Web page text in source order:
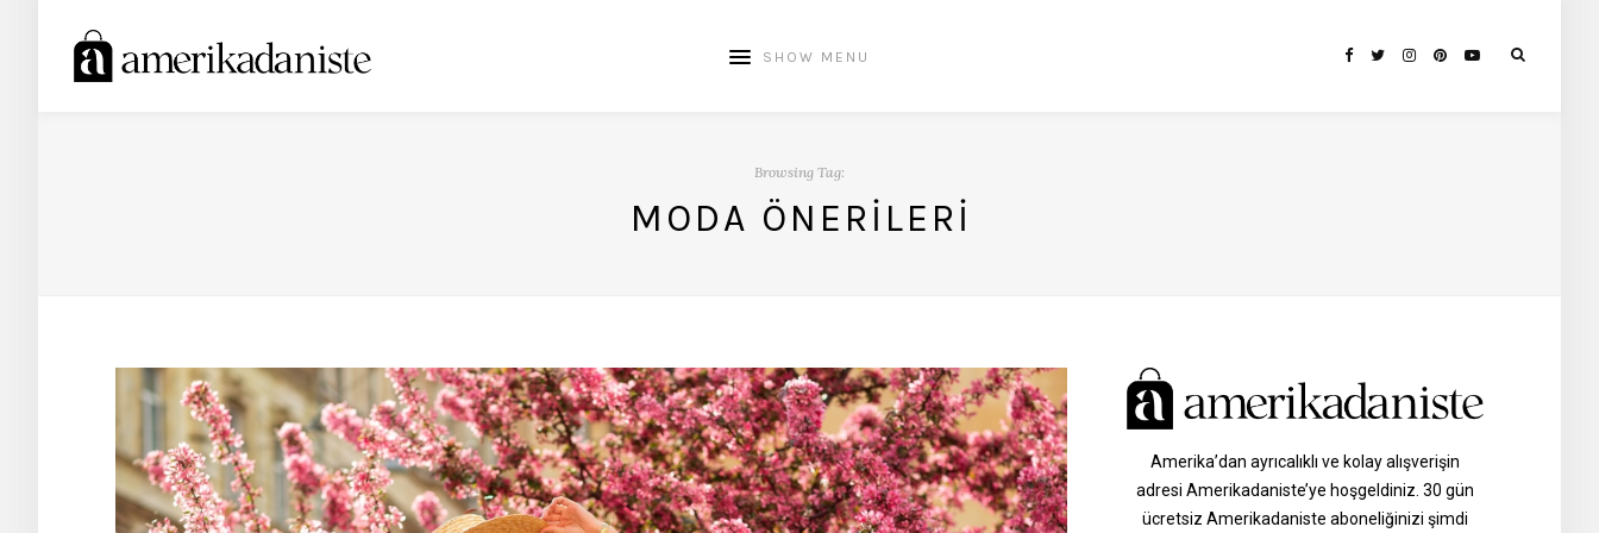
SHOW MENU
Browsing Tag:
MODA ÖNERILERI
Amerika’dan ayrıcalıklı ve kolay alışverişin
adresi Amerikadaniste’ye hoşgeldiniz. 30 gün
ücretsiz Amerikadaniste aboneliğinizi şimdi